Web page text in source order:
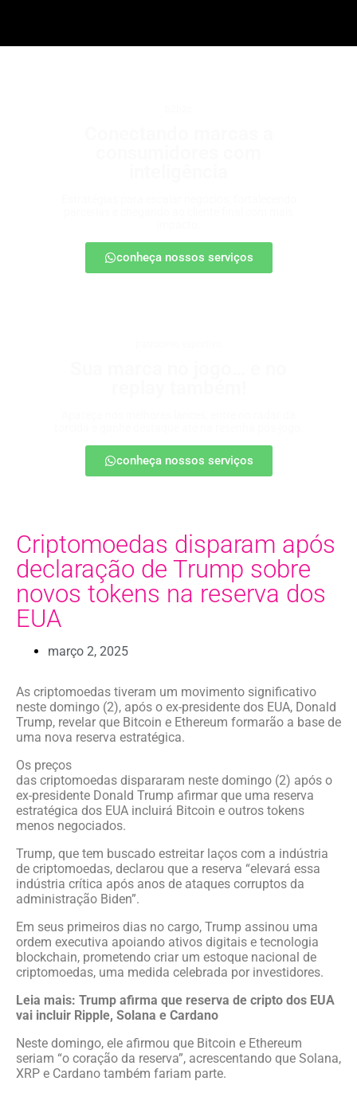
conheça nossos serviços
conheça nossos serviços
Criptomoedas disparam após
declaração de Trump sobre
novos tokens na reserva dos
EUA
março 2, 2025
As criptomoedas tiveram um movimento significativo
neste domingo (2), após o ex-presidente dos EUA, Donald
Trump, revelar que Bitcoin e Ethereum formarão a base de
uma nova reserva estratégica.
Os preços
das criptomoedas dispararam neste domingo (2) após o
ex-presidente Donald Trump afirmar que uma reserva
estratégica dos EUA incluirá Bitcoin e outros tokens
menos negociados.
Trump, que tem buscado estreitar laços com a indústria
de criptomoedas, declarou que a reserva “elevará essa
indústria crítica após anos de ataques corruptos da
administração Biden”.
Em seus primeiros dias no cargo, Trump assinou uma
ordem executiva apoiando ativos digitais e tecnologia
blockchain, prometendo criar um estoque nacional de
criptomoedas, uma medida celebrada por investidores.
Leia mais: Trump afirma que reserva de cripto dos EUA
vai incluir Ripple, Solana e Cardano
Neste domingo, ele afirmou que Bitcoin e Ethereum
seriam “o coração da reserva”, acrescentando que Solana,
XRP e Cardano também fariam parte.